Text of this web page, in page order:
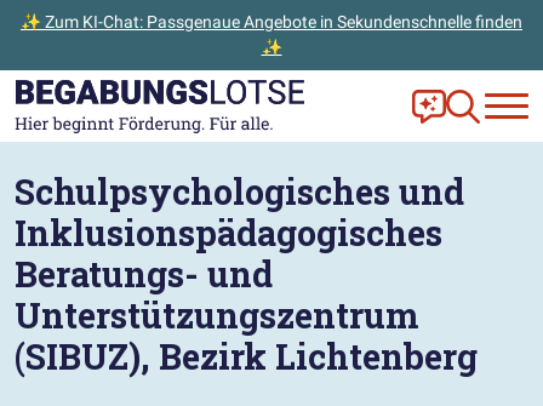
✨ Zum KI-Chat: Passgenaue Angebote in Sekundenschnelle finden
✨
Zum Hauptinhalt der Seite springen
Zur Startseite gehen Frag Ella!
Zur
Schulpsychologisches und
Inklusionspädagogisches
Beratungs- und
Unterstützungszentrum
(SIBUZ), Bezirk Lichtenberg